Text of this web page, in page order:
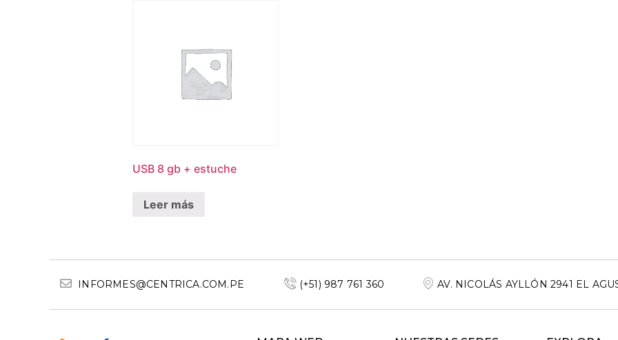
USB 8 gb + estuche
Leer más
INFORMES@CENTRICA.COM.PE (+51) 987 761 360 AV. NICOLÁS AYLLÓN 2941 EL